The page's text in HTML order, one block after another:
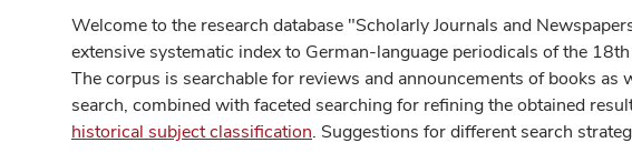
Welcome to the research database "Scholarly Journals and
extensive systematic index to German-language periodicals of the
The corpus is searchable for reviews and announcements of books
search, combined with faceted searching for refining the obtained
historical subject classification. Suggestions for different search